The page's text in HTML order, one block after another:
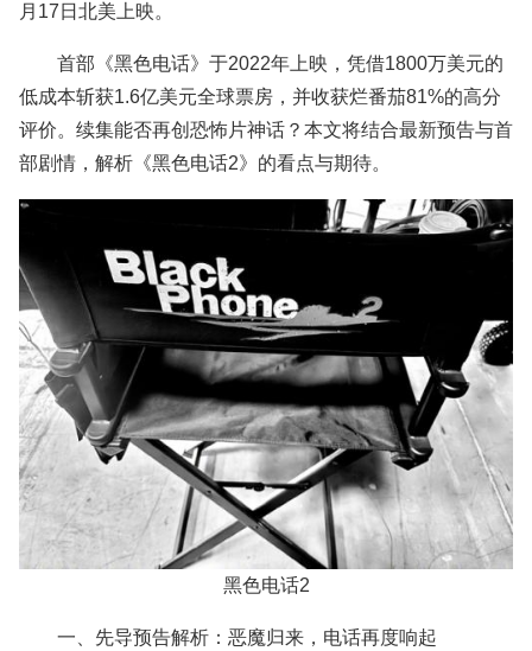
月17日北美上映。
首部《黑色电话》于2022年上映，凭借1800万美元的
低成本斩获1.6亿美元全球票房，并收获烂番茄81%的高分
评价。续集能否再创恐怖片神话？本文将结合最新预告与首
部剧情，解析《黑色电话2》的看点与期待。
黑色电话2
一、先导预告解析：恶魔归来，电话再度响起